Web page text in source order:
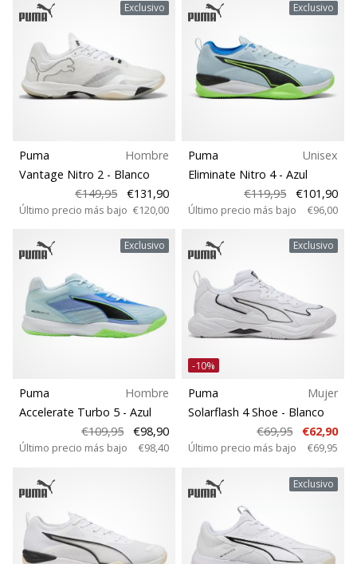
Exclusivo
Puma
Hombre
Vantage Nitro 2 - Blanco
€149,95
€131,90
Último precio más bajo €120,00
Exclusivo
Puma
Unisex
Eliminate Nitro 4 - Azul
€119,95
€101,90
Último precio más bajo €96,00
Exclusivo
Puma
Hombre
Accelerate Turbo 5 - Azul
€109,95
€98,90
Último precio más bajo €98,40
Exclusivo
-10%
Puma
Mujer
Solarflash 4 Shoe - Blanco
€69,95
€62,90
Último precio más bajo €69,95
Exclusivo